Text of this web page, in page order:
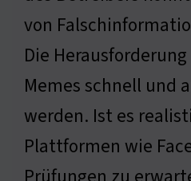
von
Die
Memes schnell und
werden. Ist es
Plattformen wie